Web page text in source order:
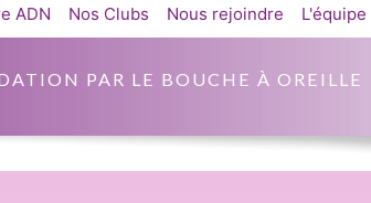
PAR LE BOUCHE À OREILLE
ADN Nos Clubs Nous rejoindre L'équipe